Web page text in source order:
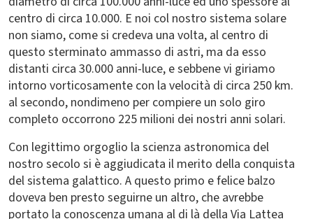
centro di circa 10.000. E noi col nostro sistema solare
non siamo, come si credeva una volta, al centro di
questo sterminato ammasso di astri, ma da esso
distanti circa 30.000 anni-luce, e sebbene vi giriamo
intorno vorticosamente con la velocità di circa 250 km.
al secondo, nondimeno per compiere un solo giro
completo occorrono 225 milioni dei nostri anni solari.
Con legittimo orgoglio la scienza astronomica del
nostro secolo si è aggiudicata il merito della conquista
del sistema galattico. A questo primo e felice balzo
doveva ben presto seguirne un altro, che avrebbe
portato la conoscenza umana al di là della Via Lattea